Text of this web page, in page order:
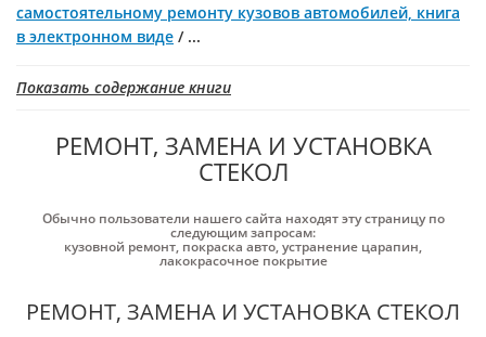
самостоятельному ремонту кузовов автомобилей, книга
в электронном виде / ...
Показать содержание книги
РЕМОНТ, ЗАМЕНА И УСТАНОВКА
СТЕКОЛ
Обычно пользователи нашего сайта находят эту страницу по
следующим запросам:
кузовной ремонт, покраска авто,устранение царапин,
лакокрасочное покрытие
РЕМОНТ, ЗАМЕНА И УСТАНОВКА СТЕКОЛ